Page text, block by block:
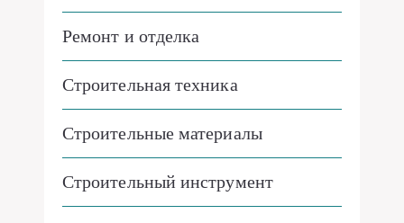
Ремонт и отделка
Строительная техника
Строительные материалы
Строительный инструмент